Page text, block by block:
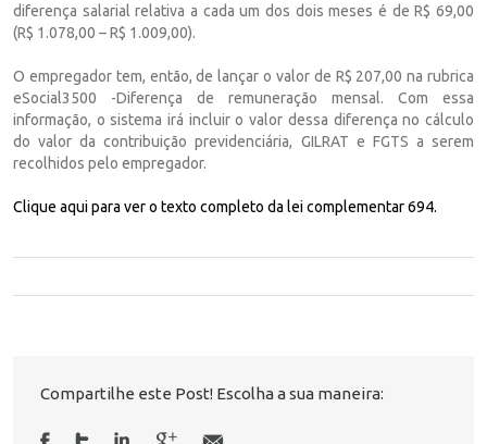
diferença salarial relativa a cada um dos dois meses é de R$ 69,00
(R$ 1.078,00 – R$ 1.009,00).
O empregador tem, então, de lançar o valor de R$ 207,00 na rubrica
eSocial3500 -Diferença de remuneração mensal. Com essa
informação, o sistema irá incluir o valor dessa diferença no cálculo
do valor da contribuição previdenciária, GILRAT e FGTS a serem
recolhidos pelo empregador.
Clique aqui para ver o texto completo da lei complementar 694.
Compartilhe este Post! Escolha a sua maneira: